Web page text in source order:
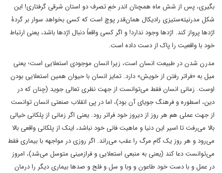
بگیری، پس از شش ماه همچنان اندر خمِ تصرف دو استان شرقی گرفتاری! این
شکل مدرنیته‌ستیزی رادیکال همان‌قدر پوچ است که کسی بخواهد سوار بر گردۀ
اژدها پرواز کند. اژدها وجود ندارد! و اگر کسی واقعاً دنبال اژدها باشد، یعنی ارتباط
خود با واقعیت را پاک از دست داده است.
مدرن شدن در طبیعت انسان است، زیرا انسان موجودی استعلایی است؛ یعنی
میل به «فراتر رفتن از خویش» دارد. تمایز انسان با حیوان همین استعلایی بودن
اوست. زمانی انسان فقط می‌توانست از جهت نظری تعالی جوید (چنان که در
دین، اسطوره و فرهنگ جویای آن بود)، اما در پی انقلاب صنعتی انسان توانست
از جهت عملی هم هر روز از دیروز خود فراتر رود. یعنی اگر زمانی از پلکانی خیالی
بالا می‌رفت تا اسیر این دنیا و ماهیت فانی خود نباشد، اینک از پلکانی واقعی بالا
می‌رود و هر روز یک گام مرگ را عقب می‌راند. اگر روزی در مواجهه با بیماری فقط
می‌توانست دعا کند (یعنی به منبعی استعلایی و فرازمینی متوسل می‌شد)، امروز
در عمل و با دست خود طاعون و وبا و سل و فلج و صدها بیماری دیگر را درمان